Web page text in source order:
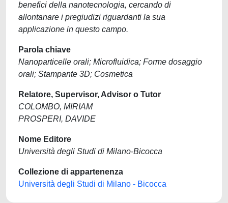
benefici della nanotecnologia, cercando di
allontanare i pregiudizi riguardanti la sua
applicazione in questo campo.
Parola chiave
Nanoparticelle orali; Microfluidica; Forme dosaggio
orali; Stampante 3D; Cosmetica
Relatore, Supervisor, Advisor o Tutor
COLOMBO, MIRIAM
PROSPERI, DAVIDE
Nome Editore
Università degli Studi di Milano-Bicocca
Collezione di appartenenza
Università degli Studi di Milano - Bicocca